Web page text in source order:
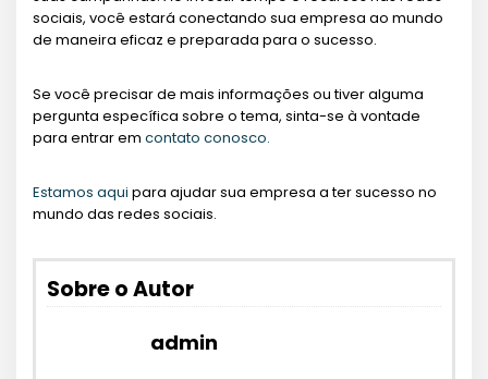
sociais, você estará conectando sua empresa ao mundo
de maneira eficaz e preparada para o sucesso.
Se você precisar de mais informações ou tiver alguma
pergunta específica sobre o tema, sinta-se à vontade
para entrar em contato conosco.
Estamos aqui para ajudar sua empresa a ter sucesso no
mundo das redes sociais.
Sobre o Autor
admin